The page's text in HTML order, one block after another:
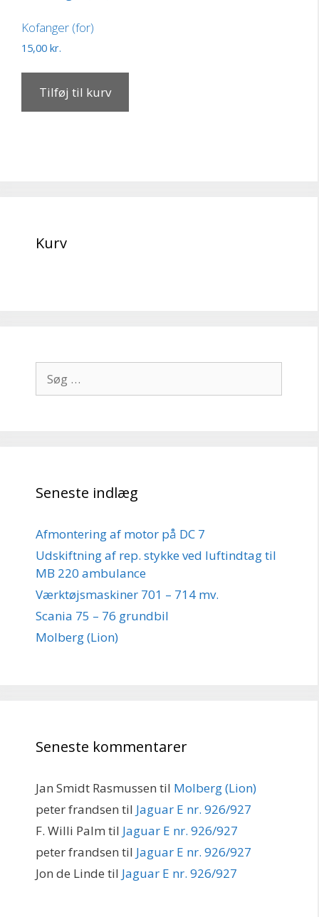
Kofanger (for)
15,00 kr.
Tilføj til kurv
Kurv
efter:
Seneste indlæg
Afmontering af motor på DC 7
Udskiftning af rep. stykke ved luftindtag til
MB 220 ambulance
Værktøjsmaskiner 701 – 714 mv.
Scania 75 – 76 grundbil
Molberg (Lion)
Seneste kommentarer
Jan Smidt Rasmussen til Molberg (Lion)
peter frandsen til Jaguar E nr. 926/927
F. Willi Palm til Jaguar E nr. 926/927
peter frandsen til Jaguar E nr. 926/927
Jon de Linde til Jaguar E nr. 926/927